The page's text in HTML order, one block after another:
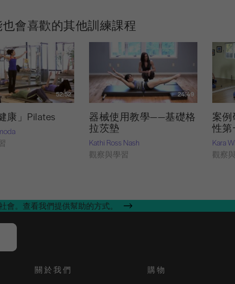
會喜歡的其他訓練課程
52:52
康」Pilates
24:49
器械使用教學——基礎格
拉茨墊
Kathi Ross Nash
觀察與學習
案
性第
Kara
觀察
會。查看我們提供幫助的方式。
關於我們 購物